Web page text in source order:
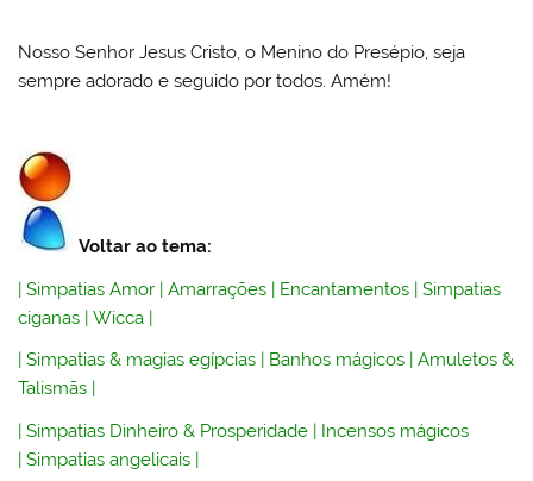
Nosso Senhor Jesus Cristo, o Menino do Presépio, seja
sempre adorado e seguido por todos. Amém!
Voltar ao tema:
|Simpatias Amor |Amarrações | Encantamentos |Simpatias
ciganas |Wicca |
|Simpatias & magias egípcias | Banhos mágicos |Amuletos &
Talismãs |
|Simpatias Dinheiro & Prosperidade | Incensos mágicos
|Simpatias angelicais |